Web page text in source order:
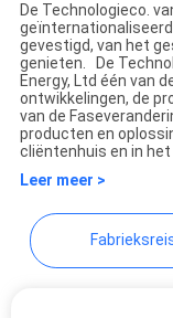
Ningbo
De Technologieco.
gevestigd, van het
genieten. De
Energy, Ltd één van
ontwikkelingen, de
van de
producten en
cliëntenhuis en in het
Leer meer >